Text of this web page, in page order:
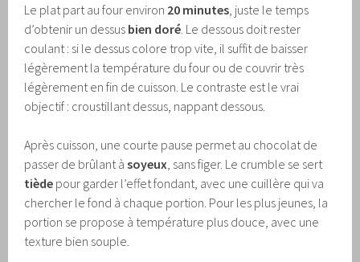
Le plat part au four environ 20 minutes , juste le temps
d’obtenir un dessus bien doré . Le dessous doit rester
coulant : si le dessus colore trop vite, il suffit de baisser
légèrement la température du four ou de couvrir très
légèrement en fin de cuisson. Le contraste est le vrai
objectif : croustillant dessus, nappant dessous.
Après cuisson, une courte pause permet au chocolat de
passer de brûlant àsoyeux , sans figer. Le crumble se sert
tiède pour garder l’effet fondant, avec une cuillère qui va
chercher le fond à chaque portion. Pour les plus jeunes, la
portion se propose à température plus douce, avec une
texture bien souple.